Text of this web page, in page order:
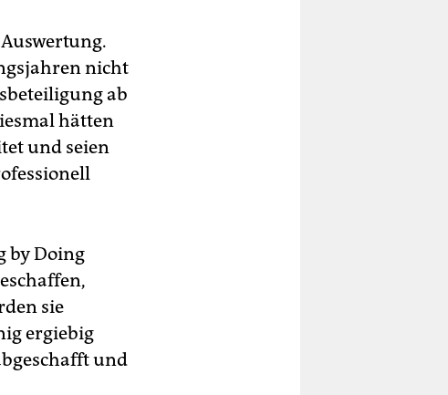
nicht
ab
hätten
und seien
by Doing
sie
ergiebig
und